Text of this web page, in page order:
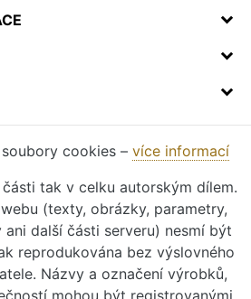
cookies – více informací
tak v celku autorským dílem.
(texty, obrázky, parametry,
další části serveru) nesmí být
reprodukována bez výslovného
Názvy a označení výrobků,
mohou být registrovanými